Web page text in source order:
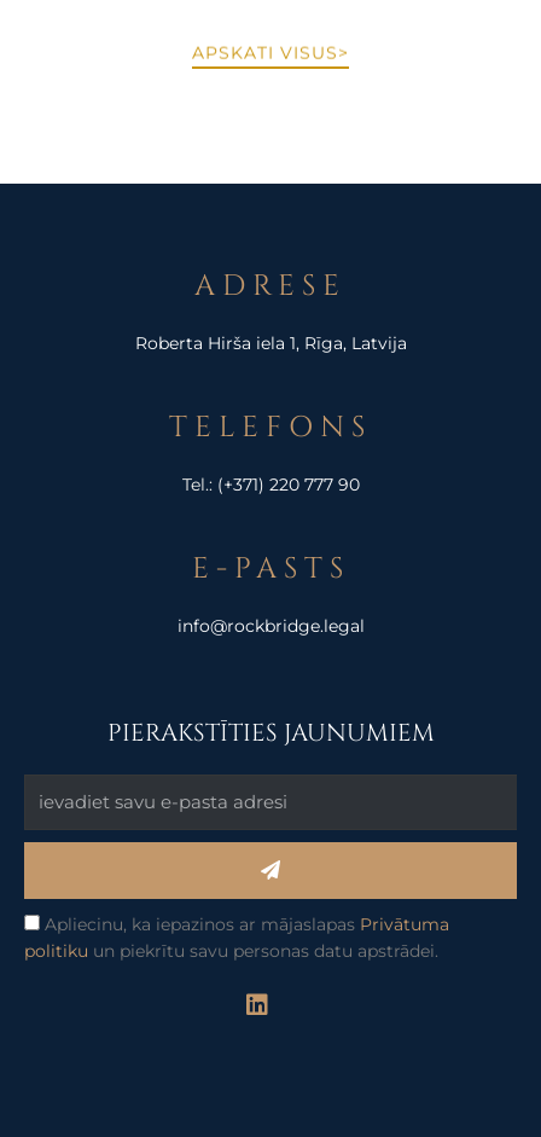
APSKATI VISUS>
ADRESE
Roberta Hirša iela 1, Rīga, Latvija
TELEFONS
Tel.: (+371) 220 777 90
E-PASTS
info@rockbridge.legal
PIERAKSTĪTIES JAUNUMIEM
Apliecinu, ka iepazinos ar mājaslapas Privātuma
politiku un piekrītu savu personas datu apstrādei.
Submit
L
i